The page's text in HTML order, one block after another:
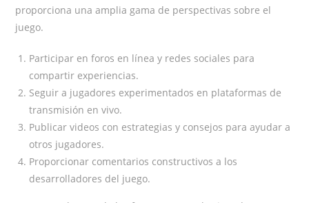
proporciona una amplia gama de perspectivas sobre el
juego.
Participar en foros en línea y redes sociales para
compartir experiencias.
Seguir a jugadores experimentados en plataformas de
transmisión en vivo.
Publicar videos con estrategias y consejos para ayudar a
otros jugadores.
Proporcionar comentarios constructivos a los
desarrolladores del juego.